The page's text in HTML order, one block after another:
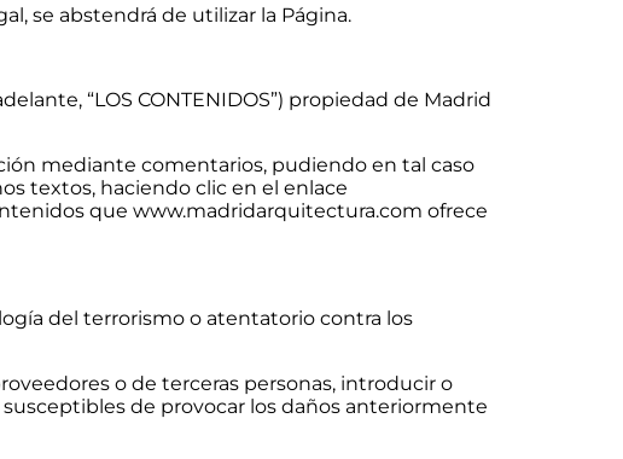
se abstendrá de utilizar la Página.
“LOS CONTENIDOS”) propiedad de Madrid
mediante comentarios, pudiendo en tal caso
textos, haciendo clic en el enlace
que www.madridarquitectura.com ofrece
del terrorismo o atentatorio contra los
o de terceras personas, introducir o
de provocar los daños anteriormente